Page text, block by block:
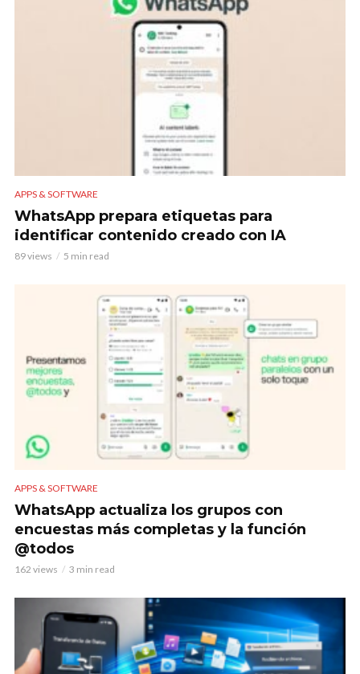
APPS & SOFTWARE
WhatsApp prepara etiquetas para
identificar contenido creado con IA
89 views 5 min read
APPS & SOFTWARE
WhatsApp actualiza los grupos con
encuestas más completas y la función
@todos
162 views 3 min read